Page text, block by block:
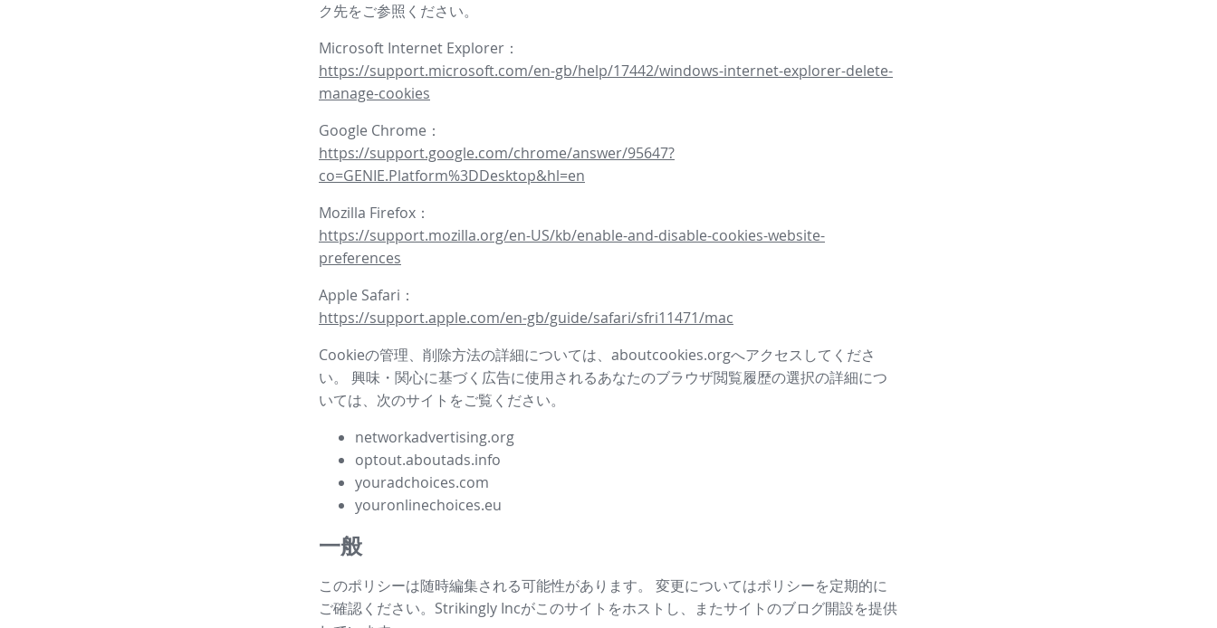
ク先をご参照ください。
Microsoft Internet Explorer：
https://support.microsoft.com/en-gb/help/17442/windows-internet-explorer-delete-
manage-cookies
Google Chrome：
https://support.google.com/chrome/answer/95647?
co=GENIE.Platform%3DDesktop&hl=en
Mozilla Firefox：
https://support.mozilla.org/en-US/kb/enable-and-disable-cookies-website-
preferences
Apple Safari：
https://support.apple.com/en-gb/guide/safari/sfri11471/mac
Cookieの管理、削除方法の詳細については、aboutcookies.orgへアクセスしてくださ
い。 興味・関心に基づく広告に使用されるあなたのブラウザ閲覧履歴の選択の詳細につ
いては、次のサイトをご覧ください。
networkadvertising.org
optout.aboutads.info
youradchoices.com
youronlinechoices.eu
一般
このポリシーは随時編集される可能性があります。 変更についてはポリシーを定期的に
ご確認ください。Strikingly Incがこのサイトをホストし、またサイトのブログ開設を提供